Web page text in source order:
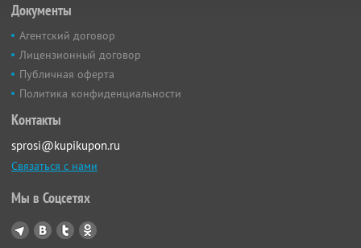
Документы
Агентский договор
Лицензионный договор
Публичная оферта
Политика конфиденциальности
Контакты
sprosi@kupikupon.ru
Связаться с нами
Мы в Соцсетях